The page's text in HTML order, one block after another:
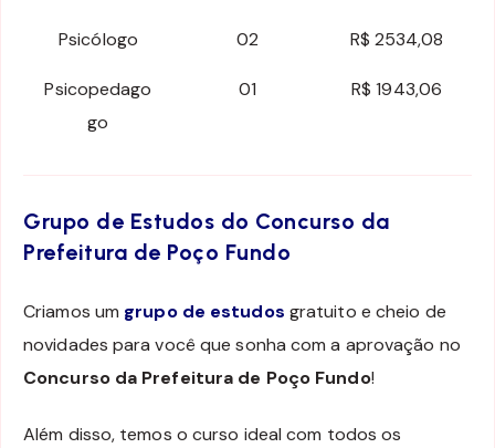
Psicólogo 02 R$ 2534,08
Psicopedago
go
01 R$ 1943,06
Grupo de Estudos do Concurso da
Prefeitura de Poço Fundo
Criamos um grupo de estudos gratuito e cheio de
novidades para você que sonha com a aprovação no
Concurso da Prefeitura de Poço Fundo!
Além disso, temos o curso ideal com todos os